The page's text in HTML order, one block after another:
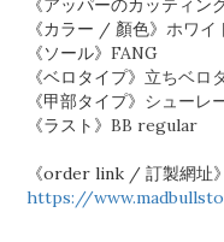
《カラー / 顏色》 ホワイ
《ソール》 FANG
《ベロタイプ》 立ちベロ
《甲部タイプ》 シューレ
《ラスト》 BB regular
《order link / 訂製網址》
https://